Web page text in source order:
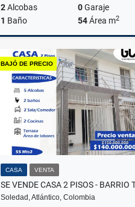
2Alcobas 0Garaje
1 Baño 54Área m2
$130.000.000
BAJÓ DE PRECIO
CASA VENTA
Soledad, Atlántico, Colombia